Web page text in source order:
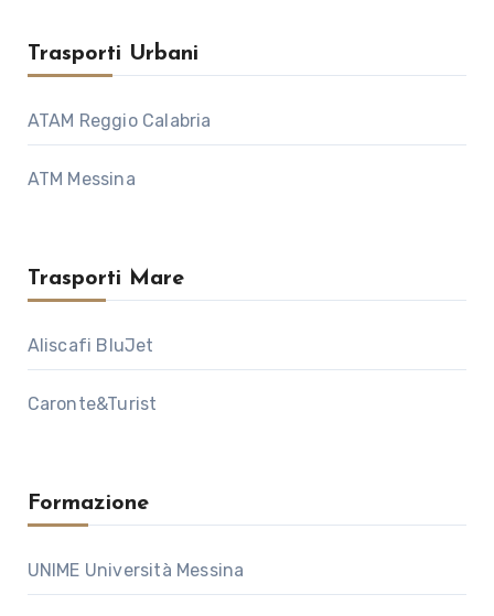
Trasporti Urbani
ATAM Reggio Calabria
ATM Messina
Trasporti Mare
Aliscafi BluJet
Caronte&Turist
Formazione
UNIME Università Messina